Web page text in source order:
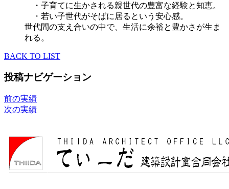
・子育てに生かされる親世代の豊富な経験と知恵。
・若い子世代がそばに居るという安心感。
世代間の支え合いの中で、生活に余裕と豊かさが生ま
れる。
BACK TO LIST
投稿ナビゲーション
前の実績
次の実績